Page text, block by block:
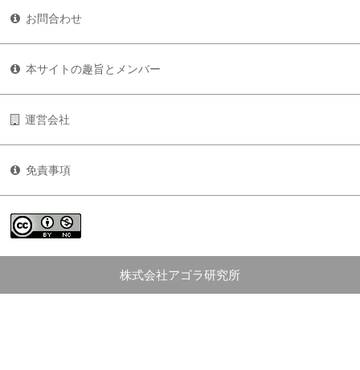
お問合わせ
本サイトの趣旨とメンバー
運営会社
免責事項
株式会社アゴラ研究所